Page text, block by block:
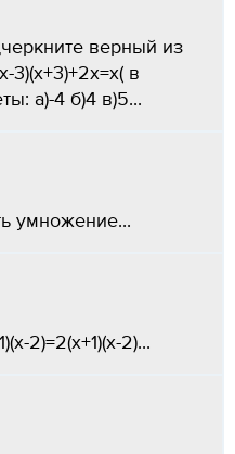
верный из
в
а)-4 б)4 в)5...
умножение...
2)=2(x+1)(x-2)...